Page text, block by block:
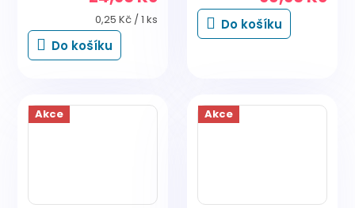
Měrná
cena:
0,25 Kč / 1 ks
Do košíku
Do košíku
Akce Akce